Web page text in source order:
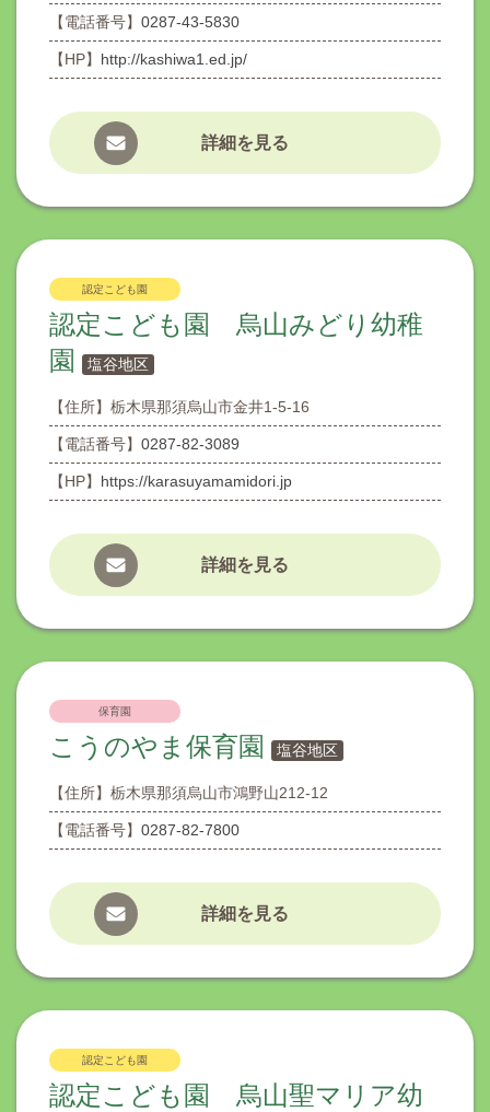
【電話番号】 0287-43-5830
【HP】 http://kashiwa1.ed.jp/
詳細を見る
認定こども園
認定こども園 烏山みどり幼稚
園
塩谷地区
【住所】 栃木県那須烏山市金井1-5-16
【電話番号】 0287-82-3089
【HP】 https://karasuyamamidori.jp
詳細を見る
保育園
こうのやま保育園 塩谷地区
【住所】 栃木県那須烏山市鴻野山212-12
【電話番号】 0287-82-7800
詳細を見る
認定こども園
認定こども園 烏山聖マリア幼